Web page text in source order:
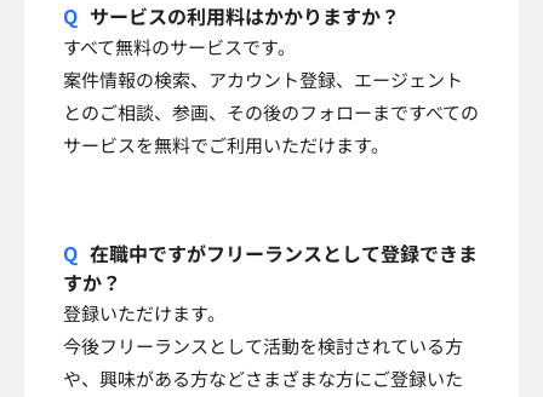
サービスの利用料はかかりますか？
すべて無料のサービスです。
案件情報の検索、アカウント登録、エージェント
とのご相談、参画、その後のフォローまですべての
サービスを無料でご利用いただけます。
在職中ですがフリーランスとして登録できま
すか？
登録いただけます。
今後フリーランスとして活動を検討されている方
や、興味がある方などさまざまな方にご登録いた